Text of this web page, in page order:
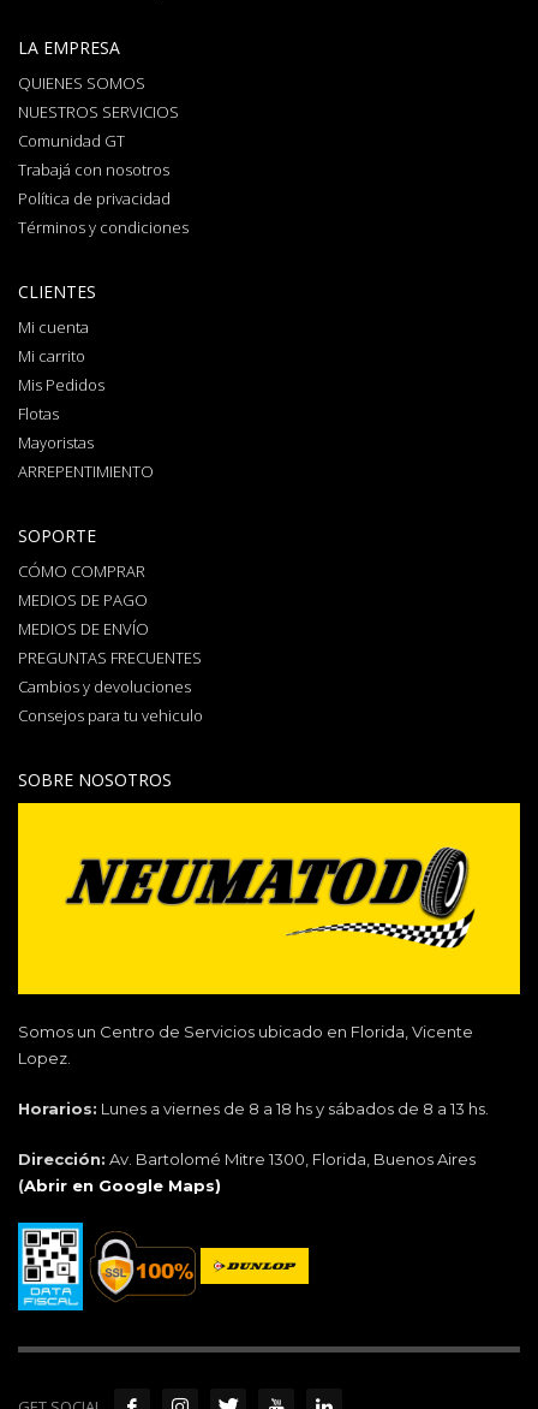
LA EMPRESA
QUIENES SOMOS
NUESTROS SERVICIOS
Comunidad GT
Trabajá con nosotros
Política de privacidad
Términos y condiciones
CLIENTES
Mi cuenta
Mi carrito
Mis Pedidos
Flotas
Mayoristas
ARREPENTIMIENTO
SOPORTE
CÓMO COMPRAR
MEDIOS DE PAGO
MEDIOS DE ENVÍO
PREGUNTAS FRECUENTES
Cambios y devoluciones
Consejos para tu vehiculo
SOBRE NOSOTROS
Somos un Centro de Servicios ubicado en Florida, Vicente
Lopez.
Horarios: Lunes a viernes de 8 a 18 hs y sábados de 8 a 13 hs.
Dirección: Av. Bartolomé Mitre 1300, Florida, Buenos Aires
(Abrir en Google Maps)